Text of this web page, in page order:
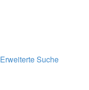
Erweiterte Suche